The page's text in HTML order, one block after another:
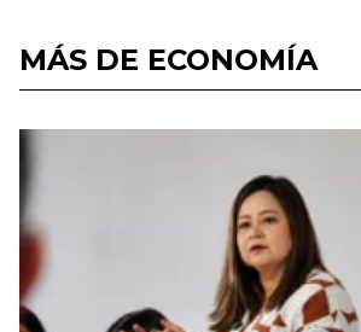
MÁS DE ECONOMÍA